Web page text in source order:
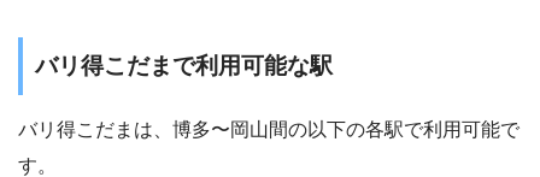
バリ得こだまで利用可能な駅
バリ得こだまは、博多〜岡山間の以下の各駅で利用可能で
す。